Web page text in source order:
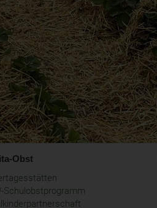
Obst
Schulobstprogramm